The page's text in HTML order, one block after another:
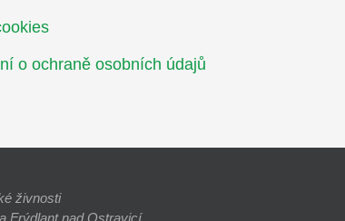
o ochraně osobních údajů
živnosti
Frýdlant nad Ostravicí.